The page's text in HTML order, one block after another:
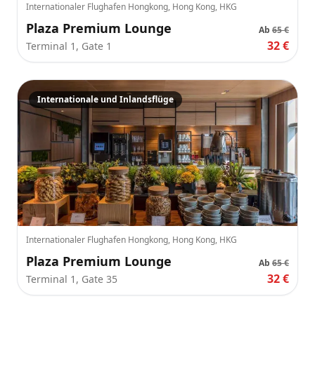
Internationaler Flughafen Hongkong, Hong Kong, HKG
Plaza Premium Lounge Ab 65 €
Terminal 1, Gate 1 32 €
Internationale und Inlandsflüge
Internationaler Flughafen Hongkong, Hong Kong, HKG
Plaza Premium Lounge Ab 65 €
Terminal 1, Gate 35 32 €